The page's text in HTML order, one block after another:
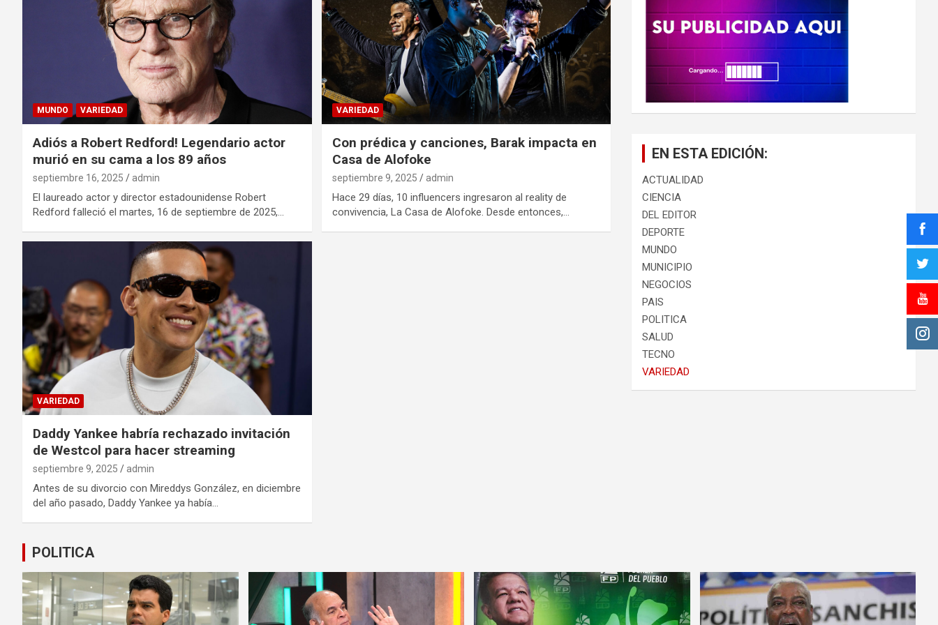
MUNDO VARIEDAD
Adiós a Robert Redford! Legendario actor
murió en su cama a los 89 años
septiembre 16, 2025 admin
El laureado actor y director estadounidense Robert
Redford falleció el martes, 16 de septiembre de 2025,…
VARIEDAD
Con prédica y canciones, Barak impacta en
Casa de Alofoke
septiembre 9, 2025 admin
Hace 29 días, 10 influencers ingresaron al reality de
convivencia, La Casa de Alofoke. Desde entonces,…
VARIEDAD
Daddy Yankee habría rechazado invitación
de Westcol para hacer streaming
septiembre 9, 2025 admin
Antes de su divorcio con Mireddys González, en diciembre
del año pasado, Daddy Yankee ya había…
EN ESTA EDICIÓN:
ACTUALIDAD
CIENCIA
DEL EDITOR
DEPORTE
MUNDO
MUNICIPIO
NEGOCIOS
PAIS
POLITICA
SALUD
TECNO
VARIEDAD
POLITICA